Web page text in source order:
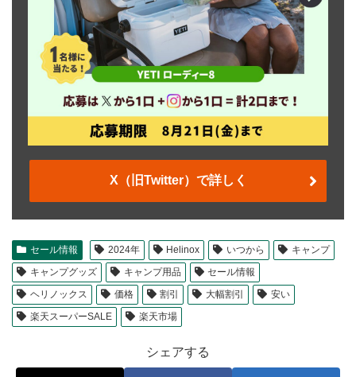
X（旧Twitter）で詳しく
セール情報 2024年 Helinox いつから
キャンプ
キャンプグッズ
キャンプ用品
セール情報
ヘリノックス
価格 割引 大幅割引
安い
楽天スーパーSALE
楽天市場
シェアする